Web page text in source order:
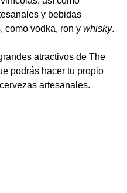
y bebidas
como vodka, ron y whisky.
atractivos de The
podrás hacer tu propio
artesanales.